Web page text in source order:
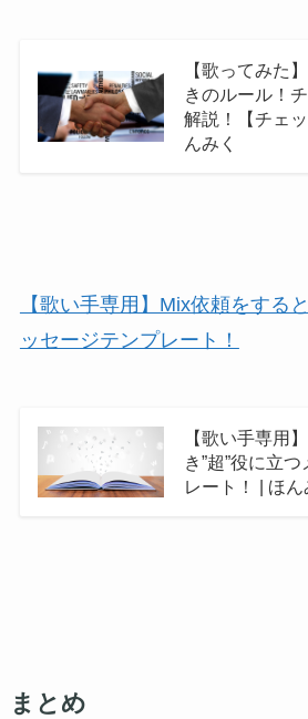
【歌ってみた
きのルール！
解説！【チェ
んみく
【歌い手専用】Mix依頼をする
ッセージテンプレート！
【歌い手専用
き”超”役に立
レート！ | ほん
まとめ